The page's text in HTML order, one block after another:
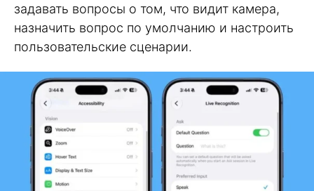
задавать вопросы о том, что видит камера,
назначить вопрос по умолчанию и настроить
пользовательские сценарии.